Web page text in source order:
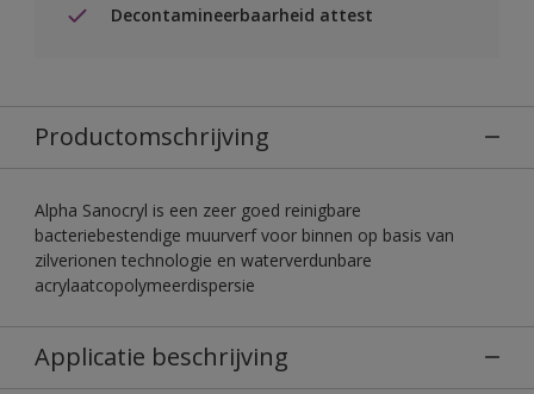
Decontamineerbaarheid attest
Productomschrijving
Alpha Sanocryl is een zeer goed reinigbare
bacteriebestendige muurverf voor binnen op basis van
zilverionen technologie en waterverdunbare
acrylaatcopolymeerdispersie
Applicatie beschrijving